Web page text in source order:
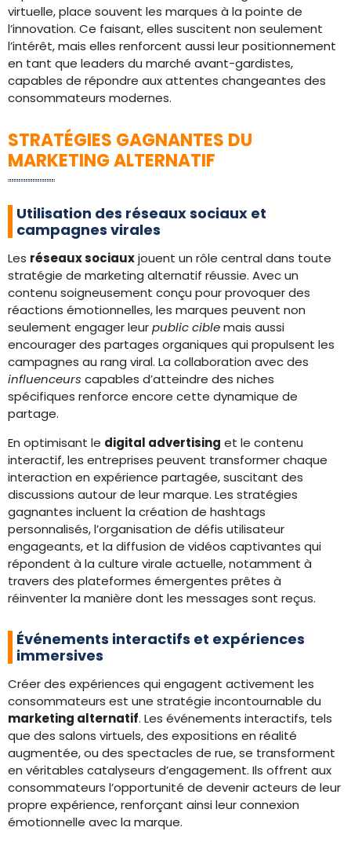
virtuelle, place souvent les marques à la pointe de
l’innovation. Ce faisant, elles suscitent non seulement
l’intérêt, mais elles renforcent aussi leur positionnement
en tant que leaders du marché avant-gardistes,
capables de répondre aux attentes changeantes des
consommateurs modernes.
STRATÉGIES GAGNANTES DU
MARKETING ALTERNATIF
Utilisation des réseaux sociaux et
campagnes virales
Les réseaux sociauxjouent un rôle central dans toute
stratégie de marketing alternatif réussie. Avec un
contenu soigneusement conçu pour provoquer des
réactions émotionnelles, les marques peuvent non
seulement engager leurpublic ciblemais aussi
encourager des partages organiques qui propulsent les
campagnes au rang viral. La collaboration avec des
influenceurs capables d’atteindre des niches
spécifiques renforce encore cette dynamique de
partage.
En optimisant le digital advertising et le contenu
interactif, les entreprises peuvent transformer chaque
interaction en expérience partagée, suscitant des
discussions autour de leur marque. Les stratégies
gagnantes incluent la création de hashtags
personnalisés, l’organisation de défis utilisateur
engageants, et la diffusion de vidéos captivantes qui
répondent à la culture virale actuelle, notamment à
travers des plateformes émergentes prêtes à
réinventer la manière dont les messages sont reçus.
Événements interactifs et expériences
immersives
Créer des expériences qui engagent activement les
consommateurs est une stratégie incontournable du
marketing alternatif. Les événements interactifs, tels
que des salons virtuels, des expositions en réalité
augmentée, ou des spectacles de rue, se transforment
en véritables catalyseurs d’engagement. Ils offrent aux
consommateurs l’opportunité de devenir acteurs de leur
propre expérience, renforçant ainsi leur connexion
émotionnelle avec la marque.